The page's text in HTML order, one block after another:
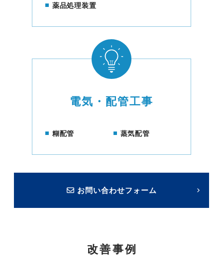
薬品処理装置
電気・配管工事
糊配管 蒸気配管
お問い合わせフォーム
改善事例